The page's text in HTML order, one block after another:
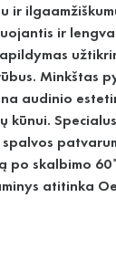
ir
ir
Minkštas
audinio
kūnui.
po skalbimo
atitinka